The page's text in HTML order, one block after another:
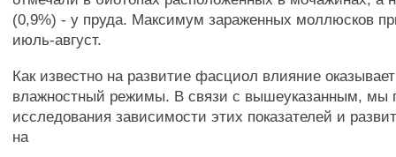
(0,9%) - у пруда. Максимум зараженных моллюсков
июль-август.
Как известно на развитие фасциол влияние
влажностный режимы. В связи с вышеуказанным, мы
исследования зависимости этих показателей и
на